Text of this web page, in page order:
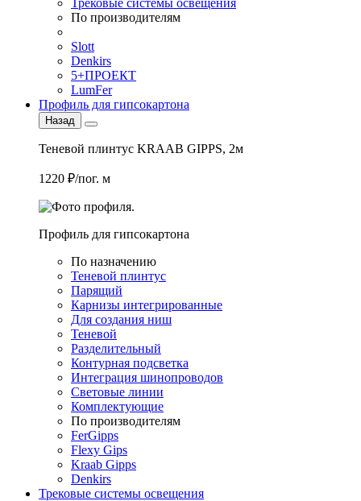
Трековые системы освещения
По производителям
Slott
Denkirs
5+ПРОЕКТ
LumFer
Профиль для гипсокартона
Назад
Теневой плинтус KRAAB GIPPS, 2м
1220 ₽/пог. м
Профиль для гипсокартона
По назначению
Теневой плинтус
Парящий
Карнизы интегрированные
Для создания ниш
Теневой
Разделительный
Контурная подсветка
Интеграция шинопроводов
Световые линии
Комплектующие
По производителям
FerGipps
Flexy Gips
Kraab Gipps
Denkirs
Трековые системы освещения